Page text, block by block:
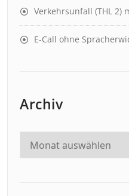
Verkehrsunfall (THL 2)
E-Call ohne
Archiv